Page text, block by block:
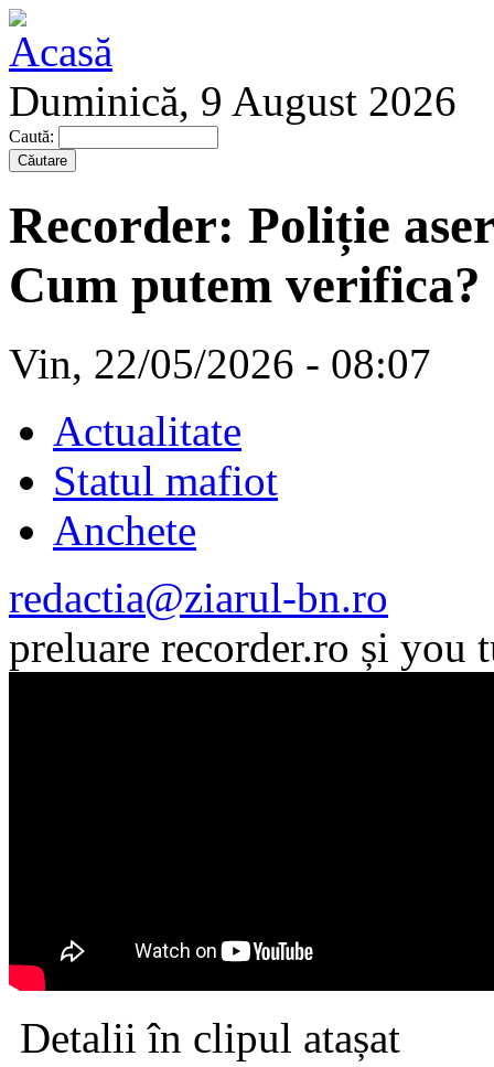
Duminică, 9 August 2026
Caută:
Recorder: Poliție
Cum putem verifica?
Vin, 22/05/2026 - 08:07
Actualitate
Statul mafiot
Anchete
redactia@ziarul-bn.ro
preluare recorder.ro și you
Detalii în clipul atașat